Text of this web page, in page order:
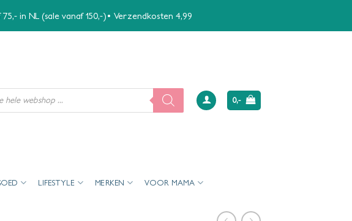
in NL (sale vanaf 150,-)• Verzendkosten 4,99
0,-
LIFESTYLE MERKEN VOOR MAMA